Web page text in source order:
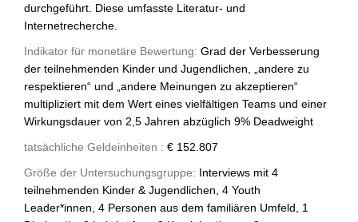
durchgeführt. Diese umfasste Literatur- und
Internetrecherche.
Indikator für monetäre Bewertung: Grad der Verbesserung
der teilnehmenden Kinder und Jugendlichen, „andere zu
respektieren“ und „andere Meinungen zu akzeptieren“
multipliziert mit dem Wert eines vielfältigen Teams und einer
Wirkungsdauer von 2,5 Jahren abzüglich 9% Deadweight
tatsächliche Geldeinheiten : € 152.807
Größe der Untersuchungsgruppe: Interviews mit 4
teilnehmenden Kinder & Jugendlichen, 4 Youth
Leader*innen, 4 Personen aus dem familiären Umfeld, 1